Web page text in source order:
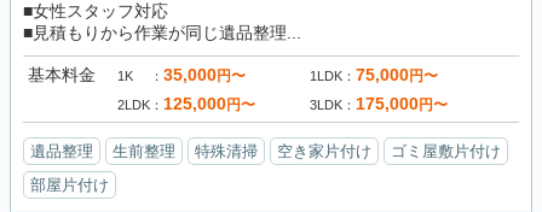
■女性スタッフ対応
■見積もりから作業が同じ遺品整理...
基本料金 1K 35,000円〜 1LDK 75,000円〜
2LDK 125,000円〜 3LDK 175,000円〜
遺品整理 生前整理 特殊清掃 空き家片付け
ゴミ屋敷片付け
部屋片付け